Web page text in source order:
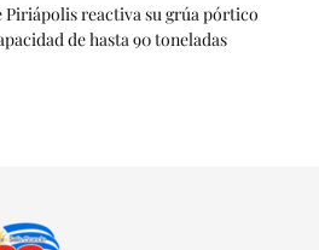
Piriápolis reactiva su grúa pórtico
de hasta 90 toneladas